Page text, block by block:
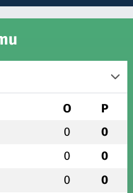
O P
0 0
0 0
0 0